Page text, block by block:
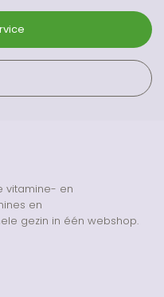
vitamine- en
en
gezin in één webshop.